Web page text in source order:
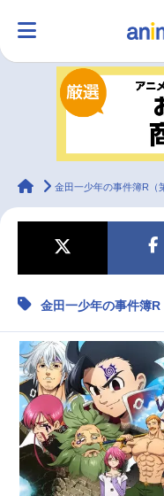
ランキン
ラジオ
マンガ・ラノベ ゲーム・ア
2.5次元 配信・
最新記事一覧
アニメ記事一覧
アニメ映画一覧
今期アニメ曜日別一覧
animateTimes
金田一少年の事件簿R（
金田一少年の事件簿